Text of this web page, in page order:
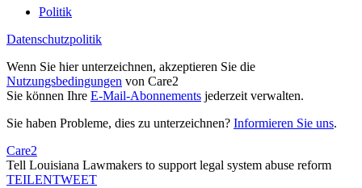
Politik
Datenschutzpolitik
Wenn Sie hier unterzeichnen, akzeptieren Sie die
Nutzungsbedingungen von Care2
Sie können Ihre E-Mail-Abonnements jederzeit verwalten.
Sie haben Probleme, dies zu unterzeichnen? Informieren Sie uns.
Care2
Tell Louisiana Lawmakers to support legal system abuse reform
TEILENTWEET